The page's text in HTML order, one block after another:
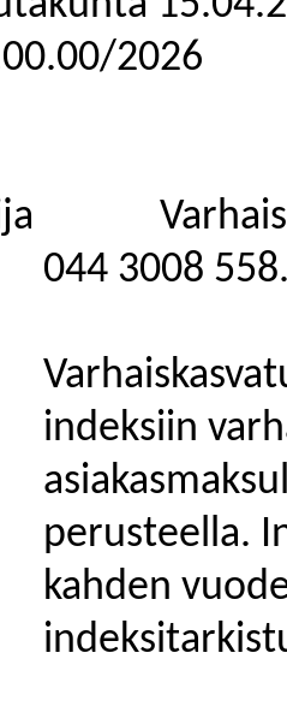
2026
044 3008
indeksiin
perusteella.
kahden